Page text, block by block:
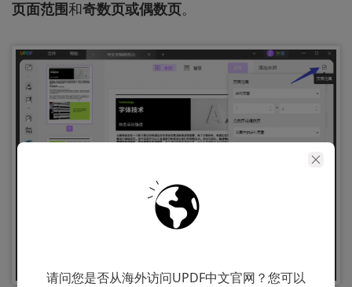
请问您是否从海外访问UPDF中文官网？您可以
页面范围和奇数页或偶数页。